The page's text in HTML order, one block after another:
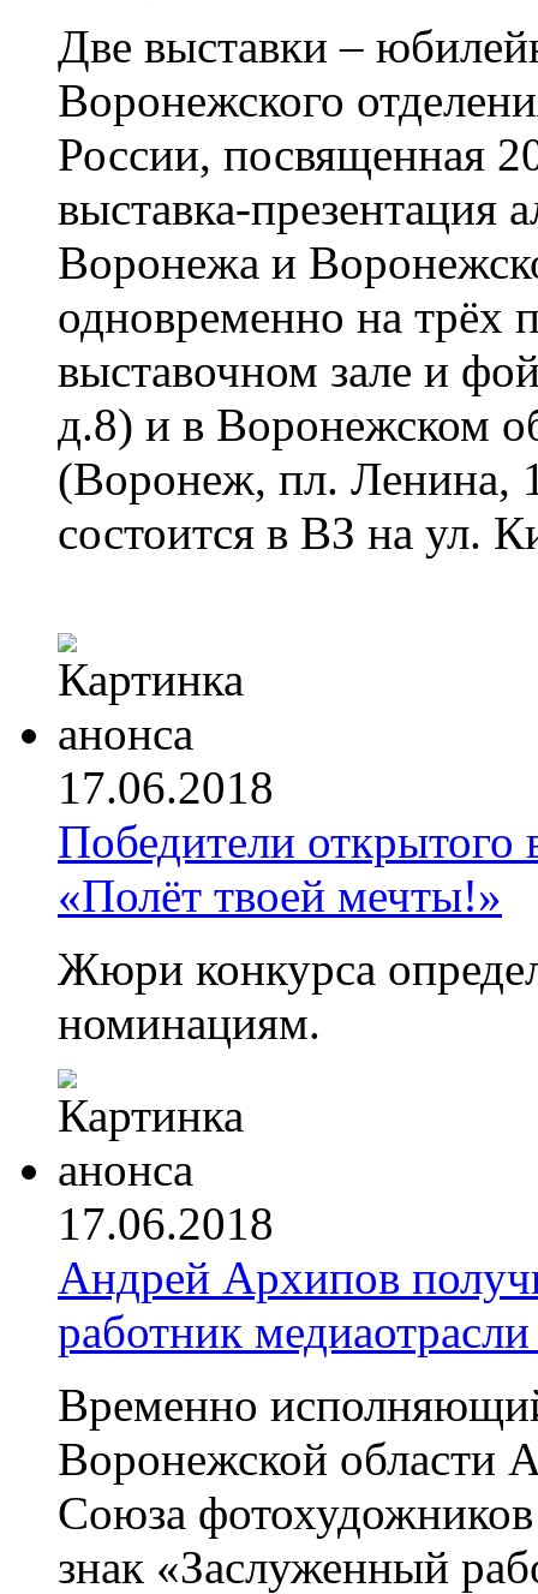
Две выставки –
Воронежского
России, посвященная
выставка-презентация
Воронежа и
одновременно на трёх
выставочном зале и
д.8) и в Воронежском
(Воронеж, пл. Ленина,
состоится в ВЗ на ул.
17.06.2018
Победители открытого
«Полёт твоей мечты!»
Жюри конкурса
номинациям.
17.06.2018
Андрей Архипов
работник
Временно
Воронежской области
Союза
знак «Заслуженный